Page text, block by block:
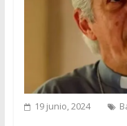
19 junio, 2024